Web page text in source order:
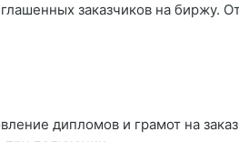
заказчиков на биржу.
дипломов и грамот на